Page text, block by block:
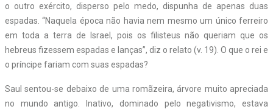
o outro exército, disperso pelo medo, dispunha de apenas duas
espadas. “Naquela época não havia nem mesmo um único ferreiro
em toda a terra de Israel, pois os filisteus não queriam que os
hebreus fizessem espadas e lanças”, diz o relato (v. 19). O que o rei e
o príncipe fariam com suas espadas?
Saul sentou-se debaixo de uma romãzeira, árvore muito apreciada
no mundo antigo. Inativo, dominado pelo negativismo, estava